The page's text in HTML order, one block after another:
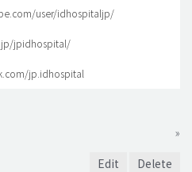
user/idhospitaljp/
jpidhospital/
jp.idhospital
»
Edit Delete